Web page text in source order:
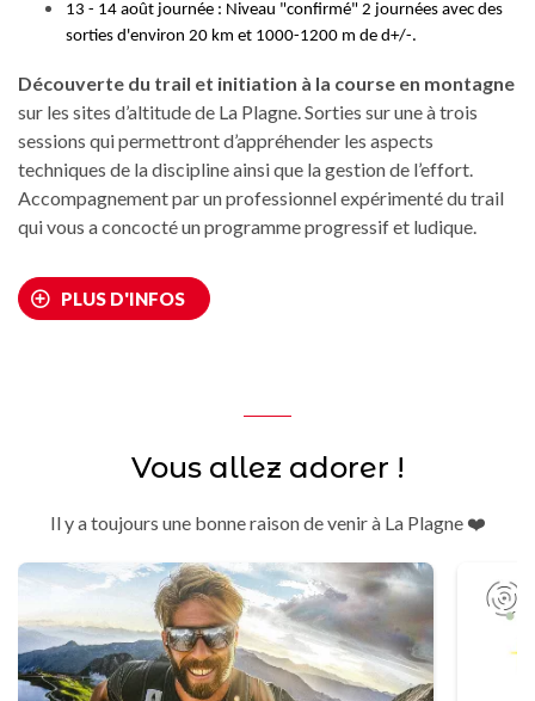
13 - 14 août journée : Niveau "confirmé" 2 journées avec des
sorties d'environ 20 km et 1000-1200 m de d+/-.
Découverte du trail et initiation à la course en montagne
sur les sites d’altitude de La Plagne. Sorties sur une à trois
sessions qui permettront d’appréhender les aspects
techniques de la discipline ainsi que la gestion de l’effort.
Accompagnement par un professionnel expérimenté du trail
qui vous a concocté un programme progressif et ludique.
PLUS D'INFOS
Vous allez adorer !
Il y a toujours une bonne raison de venir à La Plagne ❤️